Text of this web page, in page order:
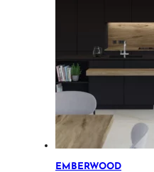
EMBERWOOD